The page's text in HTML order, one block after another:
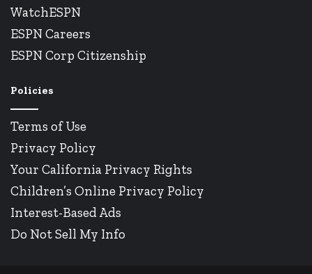
WatchESPN
ESPN Careers
ESPN Corp Citizenship
Policies
Terms of Use
Privacy Policy
Your California Privacy Rights
Children’s Online Privacy Policy
Interest-Based Ads
Do Not Sell My Info